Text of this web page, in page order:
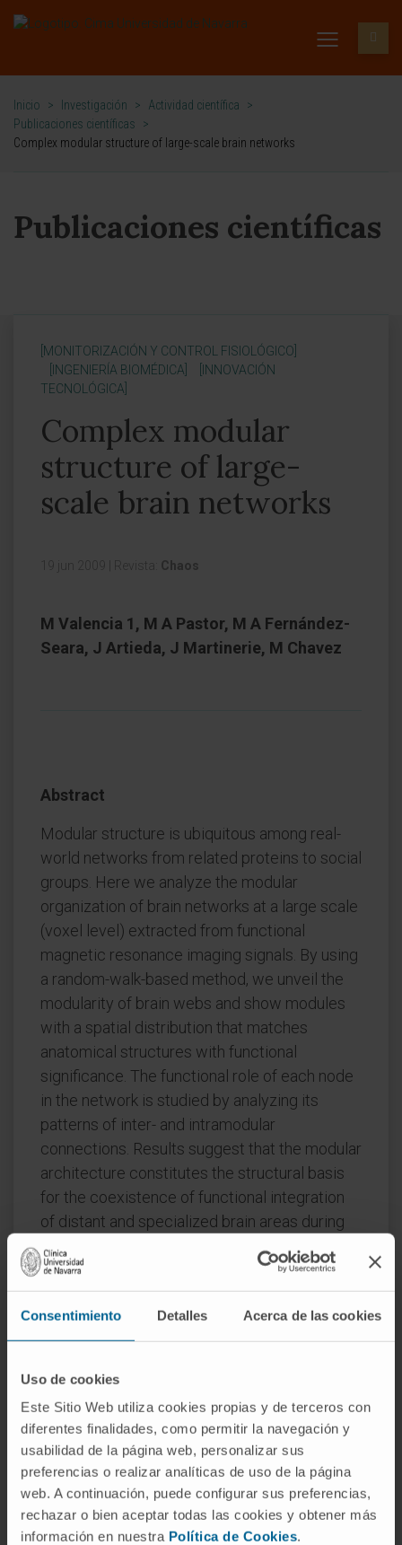
Consentimiento Detalles Acerca de las cookies
Uso de cookies
Este Sitio Web utiliza cookies propias y de terceros con
diferentes finalidades, como permitir la navegación y
usabilidad de la página web, personalizar sus
preferencias o realizar analíticas de uso de la página
web. A continuación, puede configurar sus preferencias,
rechazar o bien aceptar todas las cookies y obtener más
información en nuestra Política de Cookies.
Inicio > Investigación > Actividad científica
>
Publicaciones científicas
>
Complex modular structure of large-scale brain networks
Publicaciones científicas
[MONITORIZACIÓN Y CONTROL FISIOLÓGICO]
[INGENIERÍA BIOMÉDICA]
[INNOVACIÓN
TECNOLÓGICA]
Complex modular
structure of large-
scale brain networks
19 jun 2009 Revista: Chaos
M Valencia 1, M A Pastor, M A Fernández-
Seara, J Artieda, J Martinerie, M Chavez
Abstract
Modular structure is ubiquitous among real-
world networks from related proteins to social
groups. Here we analyze the modular
organization of brain networks at a large scale
(voxel level) extracted from functional
magnetic resonance imaging signals. By using
a random-walk-based method, we unveil the
modularity of brain webs and show modules
with a spatial distribution that matches
anatomical structures with functional
significance. The functional role of each node
in the network is studied by analyzing its
patterns of inter- and intramodular
connections. Results suggest that the modular
architecture constitutes the structural basis
for the coexistence of functional integration
of distant and specialized brain areas during
normal brain activities at rest.
Jun;19(2):023119. doi: 10.1063/1.3129783.
Nuestros autores